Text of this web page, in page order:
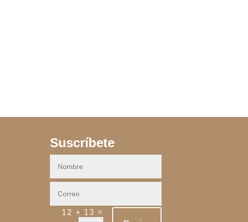
Suscríbete
12 + 13 =